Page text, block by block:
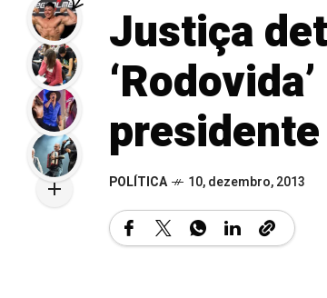
Justiça
POLÍTICA 10, dezembro, 2013